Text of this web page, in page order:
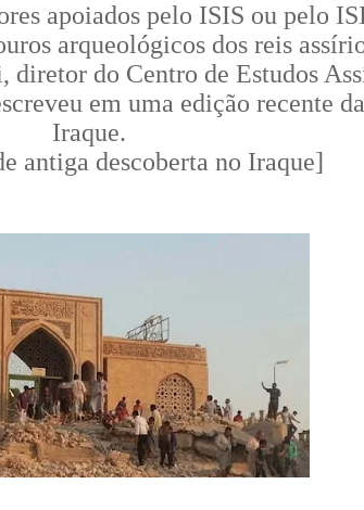
apoiados pelo ISIS ou pelo
arqueológicos dos reis
do Centro de Estudos
em uma edição recente
Iraque.
antiga descoberta no Iraque]